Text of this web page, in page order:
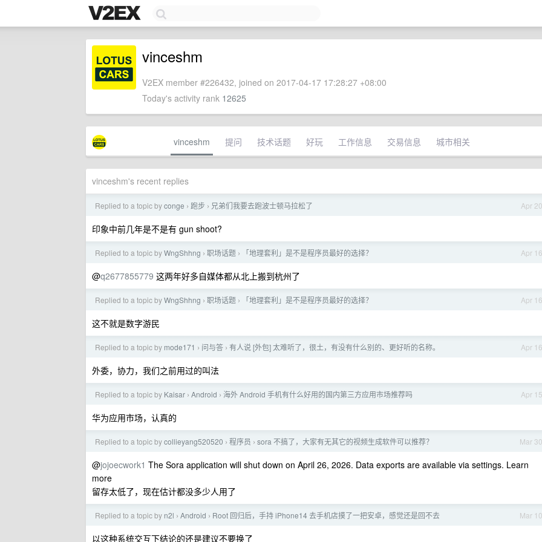
vinceshm
V2EX member #226432, joined on 2017-04-17 17:28:27 +08:00
Today's activity rank 12625
vinceshm 提问 技术话题 好玩 工作信息 交易信息 城市相关
vinceshm's recent replies
Apr 20
Replied to a topic byconge › 跑步 › 兄弟们我要去跑波士顿马拉松了
印象中前几年是不是有 gun shoot?
Apr 16
Replied to a topic byWngShhng › 职场话题 › 「地理套利」是不是程序员最好的选择？
@q2677855779 这两年好多自媒体都从北上搬到杭州了
Apr 16
Replied to a topic byWngShhng › 职场话题 › 「地理套利」是不是程序员最好的选择？
这不就是数字游民
Apr 16
Replied to a topic by mode171 › 问与答 › 有人说 [外包] 太难听了，很土，有没有什么别的、更好听的名称。
外委，协力，我们之前用过的叫法
Apr 15
Replied to a topic by Kaisar › Android › 海外 Android 手机有什么好用的国内第三方应用市场推荐吗
华为应用市场，认真的
Mar 30
Replied to a topic bycollieyang520520 › 程序员 › sora 不搞了，大家有无其它的视频生成软件可以推荐？
@jojoecwork1 The Sora application will shut down on April 26, 2026. Data exports are available via settings. Learn
more
留存太低了，现在估计都没多少人用了
Mar 10
Replied to a topic by n2l › Android › Root 回归后，手持 iPhone14 去手机店摸了一把安卓，感觉还是回不去
以这种系统交互下结论的还是建议不要换了